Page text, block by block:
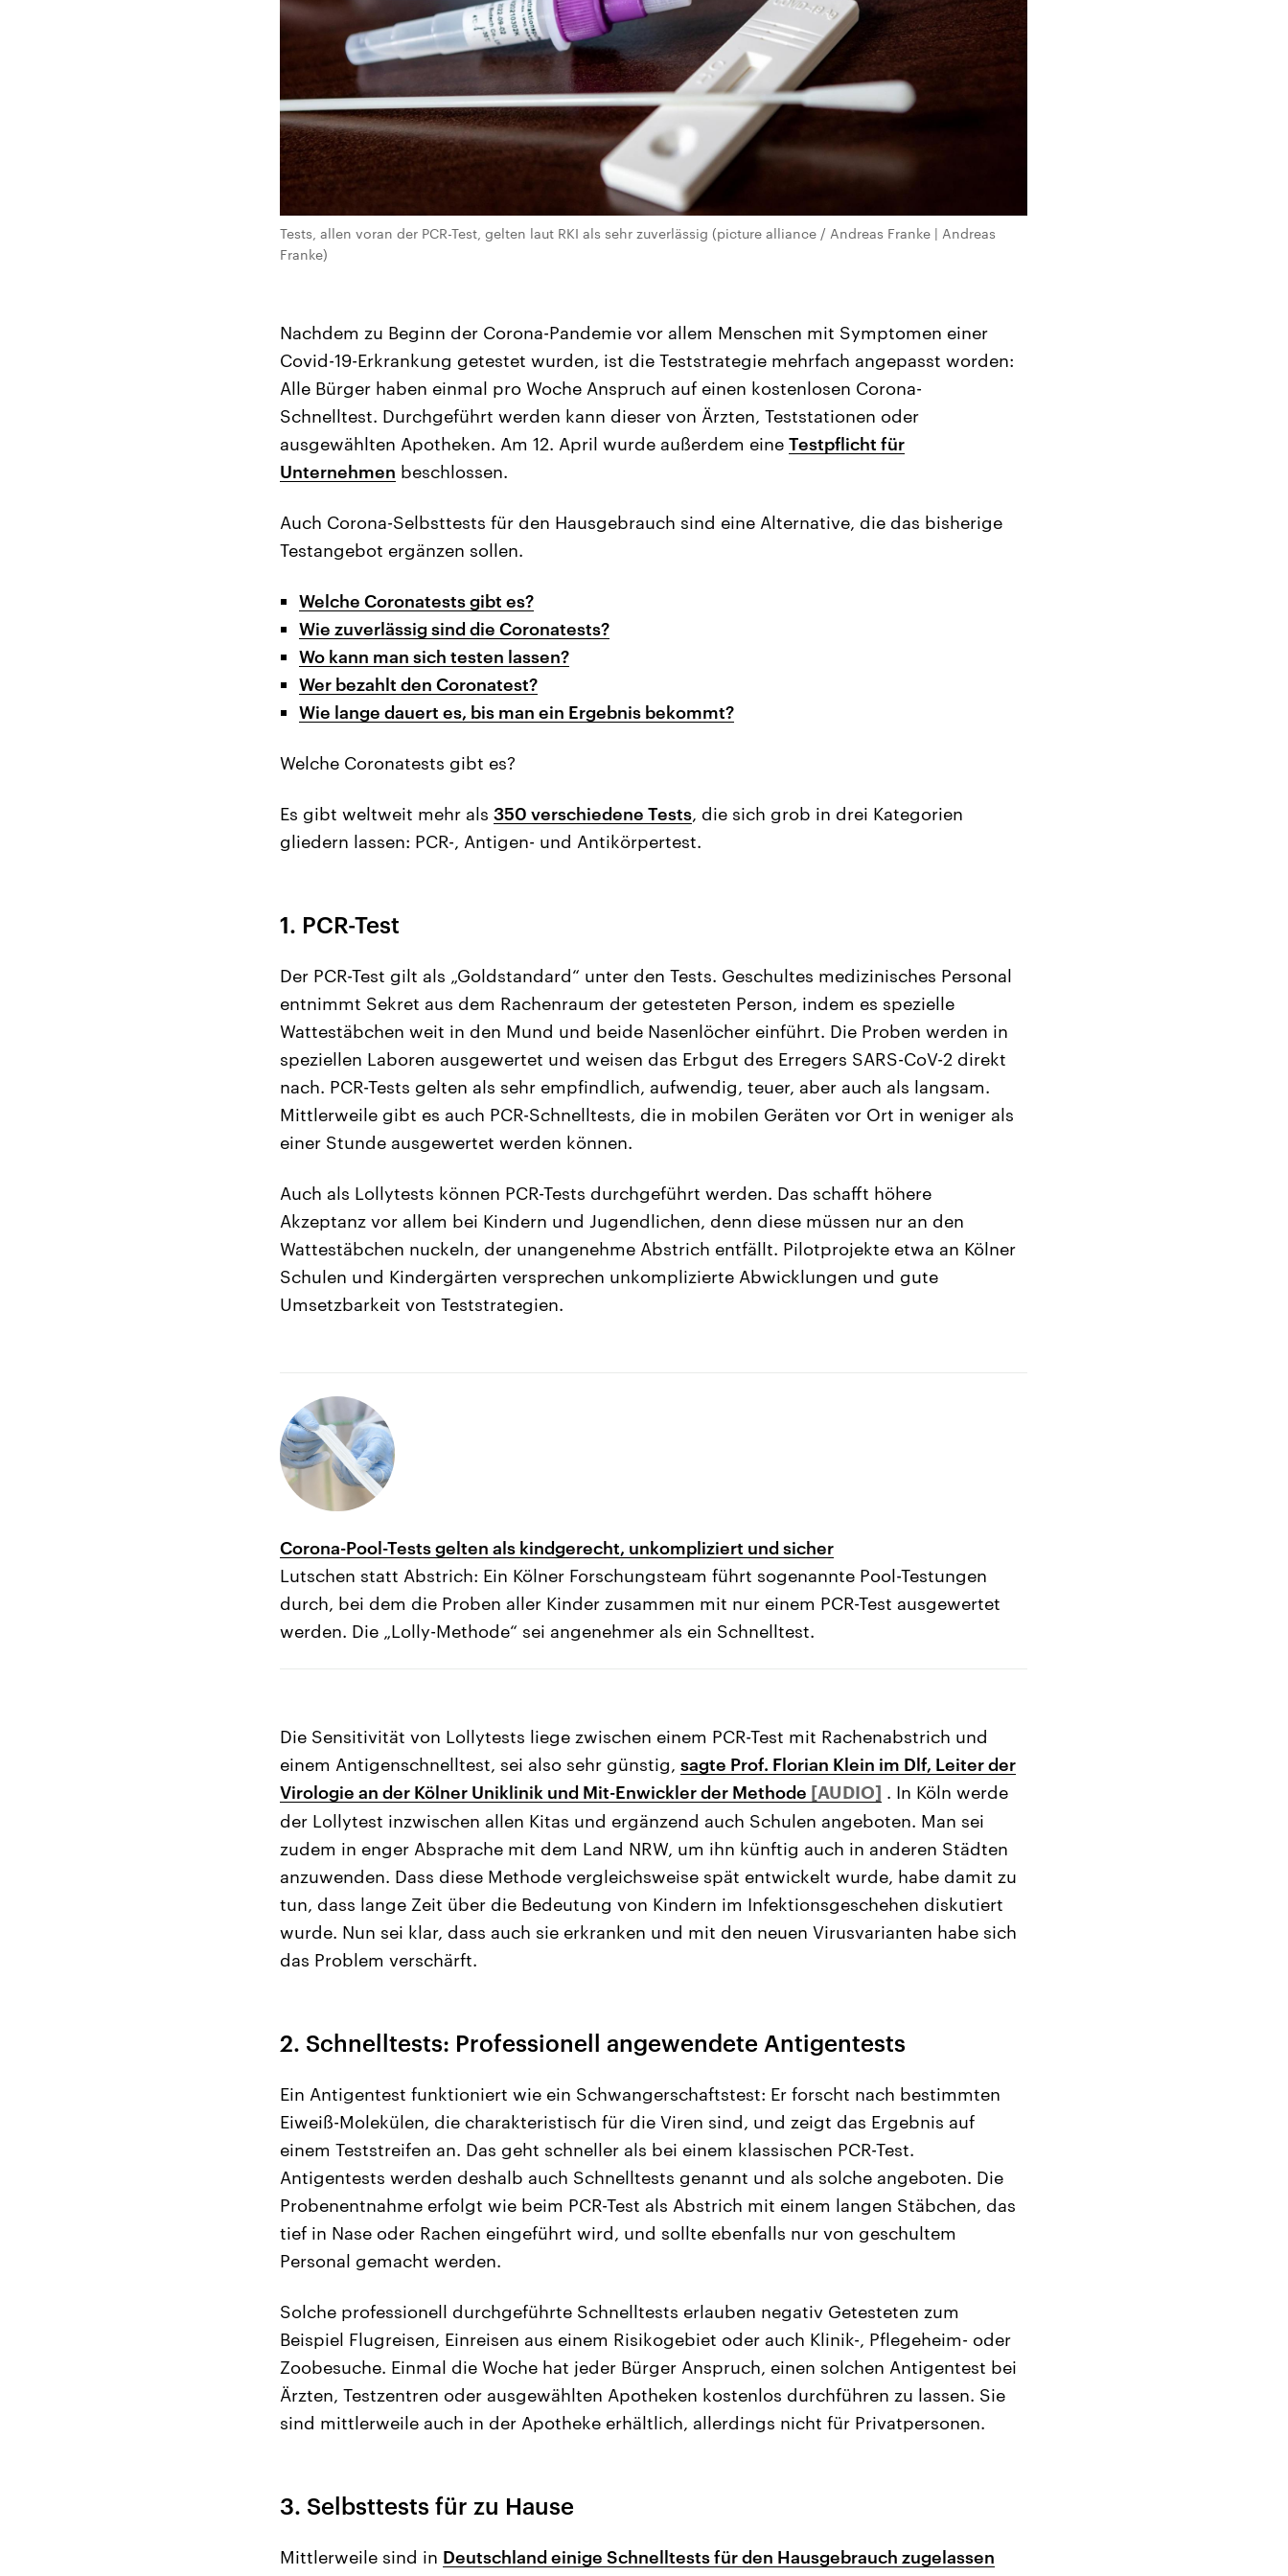
Tests, allen voran der PCR-Test, gelten laut RKI als sehr zuverlässig (picture alliance / Andreas Franke | Andreas
Franke)
Nachdem zu Beginn der Corona-Pandemie vor allem Menschen mit Symptomen einer
Covid-19-Erkrankung getestet wurden, ist die Teststrategie mehrfach angepasst worden:
Alle Bürger haben einmal pro Woche Anspruch auf einen kostenlosen Corona-
Schnelltest. Durchgeführt werden kann dieser von Ärzten, Teststationen oder
ausgewählten Apotheken. Am 12. April wurde außerdem eine Testpflicht für
Unternehmen beschlossen.
Auch Corona-Selbsttests für den Hausgebrauch sind eine Alternative, die das bisherige
Testangebot ergänzen sollen.
Welche Coronatests gibt es?
Wie zuverlässig sind die Coronatests?
Wo kann man sich testen lassen?
Wer bezahlt den Coronatest?
Wie lange dauert es, bis man ein Ergebnis bekommt?
Welche Coronatests gibt es?
Es gibt weltweit mehr als 350 verschiedene Tests, die sich grob in drei Kategorien
gliedern lassen: PCR-, Antigen- und Antikörpertest.
1. PCR-Test
Der PCR-Test gilt als „Goldstandard“ unter den Tests. Geschultes medizinisches Personal
entnimmt Sekret aus dem Rachenraum der getesteten Person, indem es spezielle
Wattestäbchen weit in den Mund und beide Nasenlöcher einführt. Die Proben werden in
speziellen Laboren ausgewertet und weisen das Erbgut des Erregers SARS-CoV-2 direkt
nach. PCR-Tests gelten als sehr empfindlich, aufwendig, teuer, aber auch als langsam.
Mittlerweile gibt es auch PCR-Schnelltests, die in mobilen Geräten vor Ort in weniger als
einer Stunde ausgewertet werden können.
Auch als Lollytests können PCR-Tests durchgeführt werden. Das schafft höhere
Akzeptanz vor allem bei Kindern und Jugendlichen, denn diese müssen nur an den
Wattestäbchen nuckeln, der unangenehme Abstrich entfällt. Pilotprojekte etwa an Kölner
Schulen und Kindergärten versprechen unkomplizierte Abwicklungen und gute
Umsetzbarkeit von Teststrategien.
Corona-Pool-Tests gelten als kindgerecht, unkompliziert und sicher
Lutschen statt Abstrich: Ein Kölner Forschungsteam führt sogenannte Pool-Testungen
durch, bei dem die Proben aller Kinder zusammen mit nur einem PCR-Test ausgewertet
werden. Die „Lolly-Methode“ sei angenehmer als ein Schnelltest.
Die Sensitivität von Lollytests liege zwischen einem PCR-Test mit Rachenabstrich und
einem Antigenschnelltest, sei also sehr günstig, sagte Prof. Florian Klein im Dlf, Leiter der
Virologie an der Kölner Uniklinik und Mit-Enwickler der Methode
. In Köln werde
der Lollytest inzwischen allen Kitas und ergänzend auch Schulen angeboten. Man sei
zudem in enger Absprache mit dem Land NRW, um ihn künftig auch in anderen Städten
anzuwenden. Dass diese Methode vergleichsweise spät entwickelt wurde, habe damit zu
tun, dass lange Zeit über die Bedeutung von Kindern im Infektionsgeschehen diskutiert
wurde. Nun sei klar, dass auch sie erkranken und mit den neuen Virusvarianten habe sich
das Problem verschärft.
2. Schnelltests: Professionell angewendete Antigentests
Ein Antigentest funktioniert wie ein Schwangerschaftstest: Er forscht nach bestimmten
Eiweiß-Molekülen, die charakteristisch für die Viren sind, und zeigt das Ergebnis auf
einem Teststreifen an. Das geht schneller als bei einem klassischen PCR-Test.
Antigentests werden deshalb auch Schnelltests genannt und als solche angeboten. Die
Probenentnahme erfolgt wie beim PCR-Test als Abstrich mit einem langen Stäbchen, das
tief in Nase oder Rachen eingeführt wird, und sollte ebenfalls nur von geschultem
Personal gemacht werden.
Solche professionell durchgeführte Schnelltests erlauben negativ Getesteten zum
Beispiel Flugreisen, Einreisen aus einem Risikogebiet oder auch Klinik-, Pflegeheim- oder
Zoobesuche. Einmal die Woche hat jeder Bürger Anspruch, einen solchen Antigentest bei
Ärzten, Testzentren oder ausgewählten Apotheken kostenlos durchführen zu lassen. Sie
sind mittlerweile auch in der Apotheke erhältlich, allerdings nicht für Privatpersonen.
3. Selbsttests für zu Hause
Mittlerweile sind in Deutschland einige Schnelltests für den Hausgebrauch zugelassen